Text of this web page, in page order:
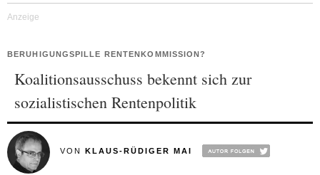
BERUHIGUNGSPILLE RENTENKOMMISSION?
Koalitionsausschuss bekennt sich zur
sozialistischen Rentenpolitik
VON KLAUS-RÜDIGER MAI